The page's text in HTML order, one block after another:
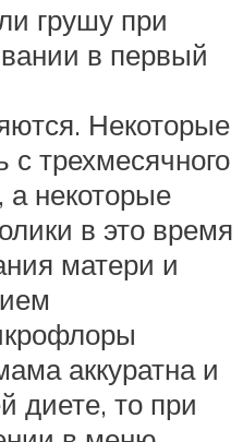
грушу при
в первый
Некоторые
с трехмесячного
некоторые
в это время
матери и
аккуратна и
диете, то при